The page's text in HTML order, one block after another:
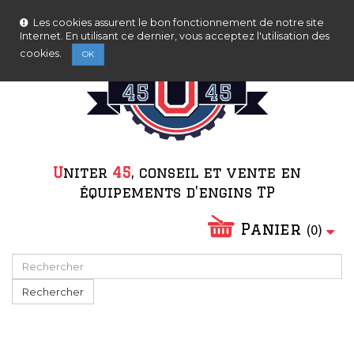
Uniter 45, conseil et vente en
équipements d'engins TP
Panier (0)
Rechercher
Les cookies assurent le bon fonctionnement de notre site
Internet. En utilisant ce dernier, vous acceptez l'utilisation des
cookies.
OK
au 23/08/2026.
Ne plus afficher ce message